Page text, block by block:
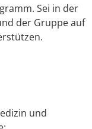
Sei in der
der Gruppe auf
und